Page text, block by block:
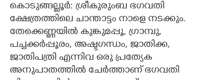
CARTOONS
LITERATURE
ZOOM
കൊടുങ്ങല്ലൂർ: ശ്രീകുരുംബ ഭഗവതി
ക്ഷേത്രത്തിലെ ചാന്താട്ടം നാളെ നടക്കും.
തേക്കെണ്ണയിൽ കുങ്കുമപ്പൂ, ഗ്രാമ്പു,
പച്ചക്കർപ്പൂരം, അഷ്ടഗന്ധം, ജാതിക്ക,
ജാതിപത്രി എന്നിവ ഒരു പ്രത്യേക
അനുപാതത്തിൽ ചേർത്താണ് ഭഗവതി